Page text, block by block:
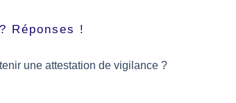
Réponses !
une attestation de vigilance ?